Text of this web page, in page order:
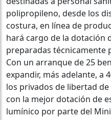
polipropileno, desde los
costura, en línea de
hará cargo de la dotación
preparadas técnicamente
Con un arranque de 25
expandir, más adelante, a
los privados de libertad
con la mejor dotación de
lumínico por parte del